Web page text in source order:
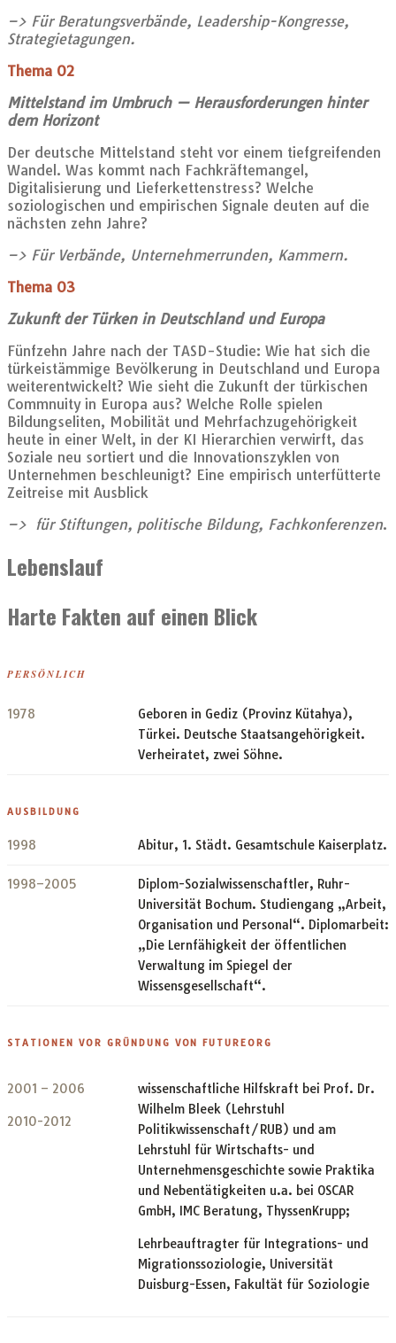
–> Für Beratungsverbände, Leadership-Kongresse,
Strategietagungen.
Thema 02
Mittelstand im Umbruch — Herausforderungen hinter
dem Horizont
Der deutsche Mittelstand steht vor einem tiefgreifenden
Wandel. Was kommt nach Fachkräftemangel,
Digitalisierung und Lieferkettenstress? Welche
soziologischen und empirischen Signale deuten auf die
nächsten zehn Jahre?
–> Für Verbände, Unternehmerrunden, Kammern.
Thema 03
Zukunft der Türken in Deutschland und Europa
Fünfzehn Jahre nach der TASD-Studie: Wie hat sich die
türkeistämmige Bevölkerung in Deutschland und Europa
weiterentwickelt? Wie sieht die Zukunft der türkischen
Commnuity in Europa aus? Welche Rolle spielen
Bildungseliten, Mobilität und Mehrfachzugehörigkeit
heute in einer Welt, in der KI Hierarchien verwirft, das
Soziale neu sortiert und die Innovationszyklen von
Unternehmen beschleunigt? Eine empirisch unterfütterte
Zeitreise mit Ausblick
–> für Stiftungen, politische Bildung, Fachkonferenzen.
Lebenslauf
Harte Fakten auf einen Blick
PERSÖNLICH
1978
Geboren in Gediz (Provinz Kütahya),
Türkei. Deutsche Staatsangehörigkeit.
Verheiratet, zwei Söhne.
AUSBILDUNG
1998 Abitur, 1. Städt. Gesamtschule Kaiserplatz.
1998–2005
Diplom-Sozialwissenschaftler, Ruhr-
Universität Bochum. Studiengang „Arbeit,
Organisation und Personal“. Diplomarbeit:
„Die Lernfähigkeit der öffentlichen
Verwaltung im Spiegel der
Wissensgesellschaft“.
STATIONEN VOR GRÜNDUNG VON FUTUREORG
2001 – 2006
2010-2012
wissenschaftliche Hilfskraft bei Prof. Dr.
Wilhelm Bleek (Lehrstuhl
Politikwissenschaft/RUB) und am
Lehrstuhl für Wirtschafts- und
Unternehmensgeschichte sowie Praktika
und Nebentätigkeiten u.a. bei OSCAR
GmbH, IMC Beratung, ThyssenKrupp;
Lehrbeauftragter für Integrations- und
Migrationssoziologie, Universität
Duisburg-Essen, Fakultät für Soziologie